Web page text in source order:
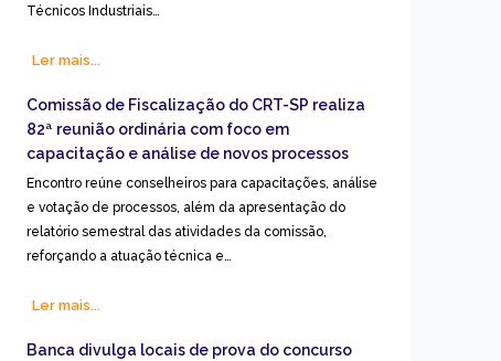
Técnicos Industriais…
Ler mais...
Comissão de Fiscalização do CRT-SP realiza
82ª reunião ordinária com foco em
capacitação e análise de novos processos
Encontro reúne conselheiros para capacitações, análise
e votação de processos, além da apresentação do
relatório semestral das atividades da comissão,
reforçando a atuação técnica e…
Ler mais...
Banca divulga locais de prova do concurso